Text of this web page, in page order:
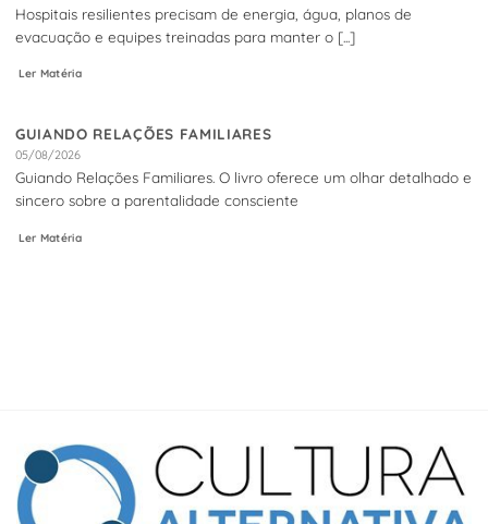
Hospitais resilientes precisam de energia, água, planos de
evacuação e equipes treinadas para manter o [...]
Ler Matéria
GUIANDO RELAÇÕES FAMILIARES
05/08/2026
Guiando Relações Familiares. O livro oferece um olhar detalhado e
sincero sobre a parentalidade consciente
Ler Matéria